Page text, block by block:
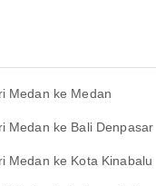
Medan ke Medan
Medan ke Bali Denpasar
Medan ke Kota Kinabalu